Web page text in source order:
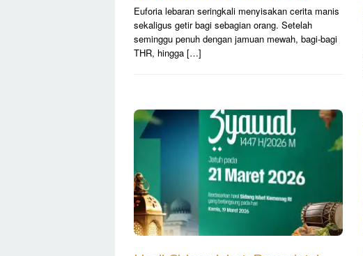
Euforia lebaran seringkali menyisakan cerita manis
sekaligus getir bagi sebagian orang. Setelah
seminggu penuh dengan jamuan mewah, bagi-bagi
THR, hingga […]